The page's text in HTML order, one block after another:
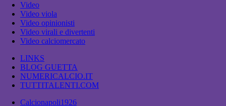
Video
Video viola
Video opinionisti
Video virali e divertenti
Video calciomercato
LINKS
BLOG GUETTA
NUMERICALCIO.IT
TUTTITALENTI.COM
Calcionapoli1926